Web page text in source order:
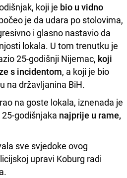
koji je bio u vidno
je da udara po stolovima,
i glasno nastavio da
lokala. U tom trenutku je
25-godišnji Nijemac, koji
s incidentom, a koji je bio
na državljanina BiH.
na goste lokala, iznenada je
godišnjaka najprije u rame,
sve svjedoke ovog
upravi Koburg radi